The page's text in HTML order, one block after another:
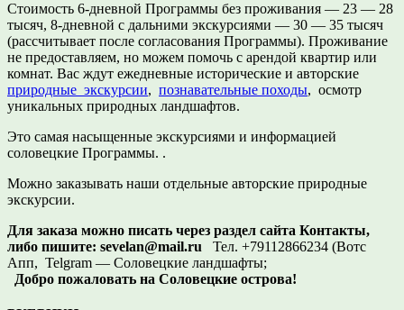
Стоимость 6-дневной Программы без проживания — 23 — 28
тысяч, 8-дневной с дальними экскурсиями — 30 — 35 тысяч
(рассчитывает после согласования Программы). Проживание
не предоставляем, но можем помочь с арендой квартир или
комнат. Вас ждут ежедневные исторические и авторские
природные экскурсии, познавательные походы, осмотр
уникальных природных ландшафтов.
Это самая насыщенные экскурсиями и информацией
соловецкие Программы. .
Можно заказывать наши отдельные авторские природные
экскурсии.
Для заказа можно писать через раздел сайта Контакты,
либо пишите: sevelan@mail.ru Тел. +79112866234 (Вотс
Апп, Telgram — Соловецкие ландшафты;
Добро пожаловать на Соловецкие острова!